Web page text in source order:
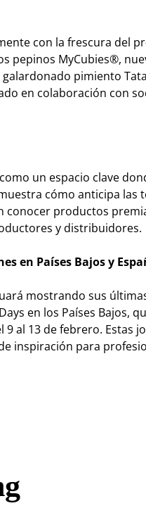
con la frescura del
pepinos MyCubies®,
pimiento
en colaboración con
un espacio clave
cómo anticipa las
productos
y distribuidores.
en Países Bajos y
mostrando sus
en los Países Bajos,
9 al 13 de febrero.
inspiración para